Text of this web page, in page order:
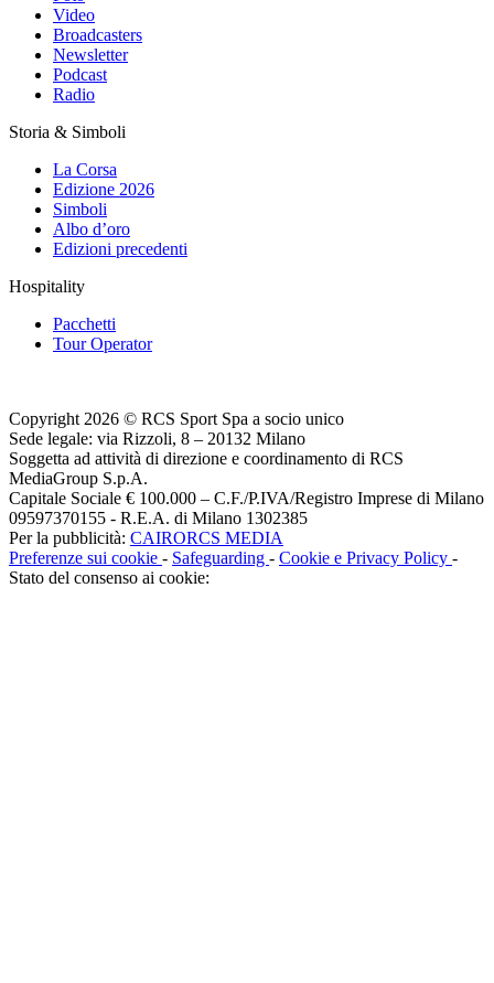
Video
Broadcasters
Newsletter
Podcast
Radio
Storia & Simboli
La Corsa
Edizione 2026
Simboli
Albo d’oro
Edizioni precedenti
Hospitality
Pacchetti
Tour Operator
Copyright 2026 © RCS Sport Spa a socio unico
Sede legale: via Rizzoli, 8 – 20132 Milano
Soggetta ad attività di direzione e coordinamento di RCS
MediaGroup S.p.A.
Capitale Sociale € 100.000 – C.F./P.IVA/Registro Imprese di Milano
09597370155 - R.E.A. di Milano 1302385
Per la pubblicità: CAIRORCS MEDIA
Preferenze sui cookie - Safeguarding - Cookie e Privacy Policy -
Stato del consenso ai cookie: